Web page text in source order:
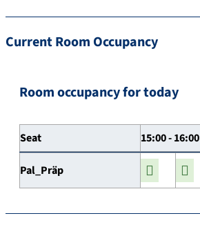
Current Room Occupancy
Room occupancy for today
Seat 15:00 - 16:00
Pal_Präp